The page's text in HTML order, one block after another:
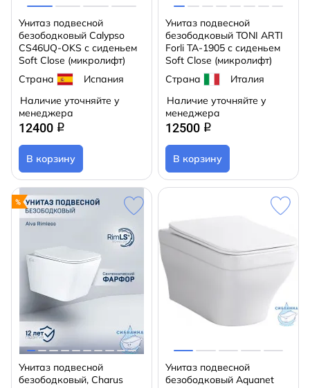
Унитаз подвесной
безободковый Calypso
CS46UQ-OKS с сиденьем
Soft Close (микролифт)
Страна
Испания
Наличие уточняйте у
менеджера
12400 q
В корзину
Унитаз подвесной
безободковый TONI ARTI
Forli TA-1905 с сиденьем
Soft Close (микролифт)
Страна
Италия
Наличие уточняйте у
менеджера
12500 q
В корзину
Унитаз подвесной
безободковый, Charus
Унитаз подвесной
безободковый Aquanet